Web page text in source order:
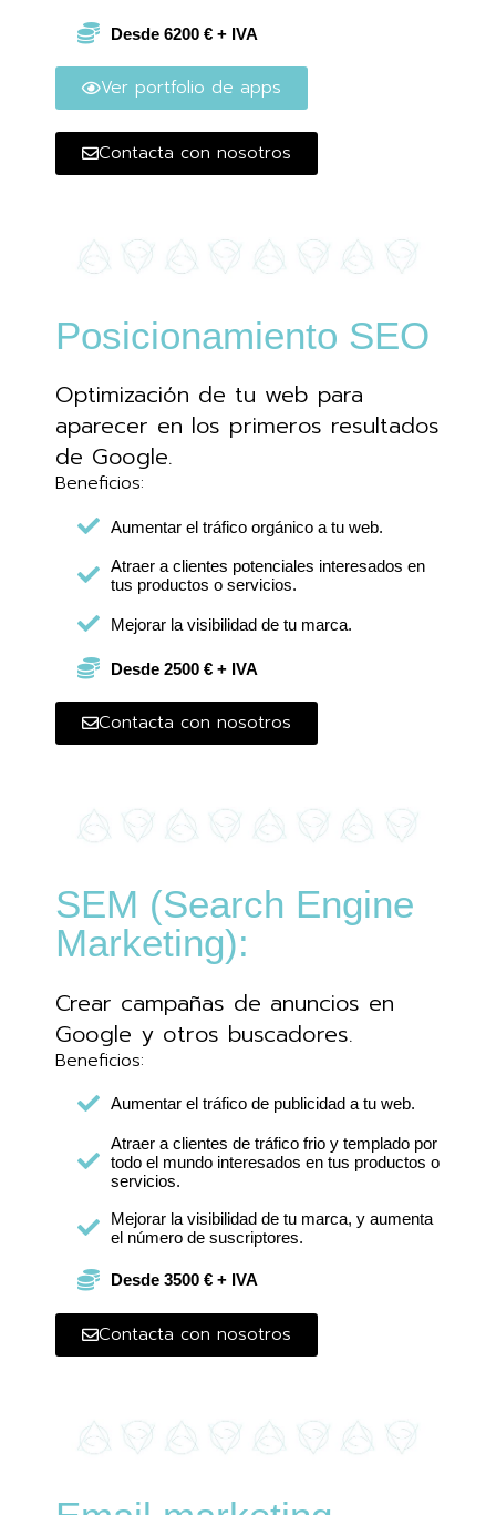
Desde 6200 € + IVA
Ver portfolio de apps
Contacta con nosotros
Posicionamiento SEO
Optimización de tu web para
aparecer en los primeros resultados
de Google.
Beneficios:
Aumentar el tráfico orgánico a tu web.
Atraer a clientes potenciales interesados en
tus productos o servicios.
Mejorar la visibilidad de tu marca.
Desde 2500 € + IVA
Contacta con nosotros
SEM (Search Engine
Marketing):
Crear campañas de anuncios en
Google y otros buscadores.
Beneficios:
Aumentar el tráfico de publicidad a tu web.
Atraer a clientes de tráfico frio y templado por
todo el mundo interesados en tus productos o
servicios.
Mejorar la visibilidad de tu marca, y aumenta
el número de suscriptores.
Desde 3500 € + IVA
Contacta con nosotros